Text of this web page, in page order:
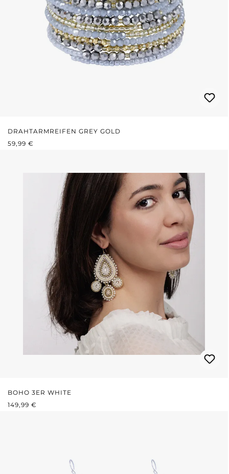
DRAHTARMREIFEN GREY GOLD
REGULÄRER PREIS:
59,99 €
BOHO 3ER WHITE
REGULÄRER PREIS:
149,99 €